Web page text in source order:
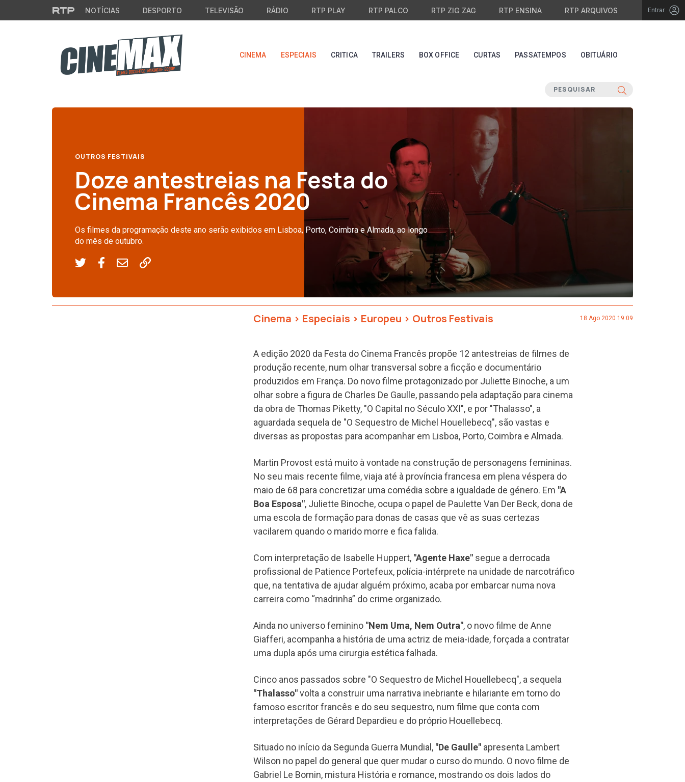
Saltar para o conteúdo principal
NOTÍCIAS DESPORTO TELEVISÃO RÁDIO RTP PLAY RTP PALCO RTP ZIG ZAG RTP ENSINA RTP ARQUIVOS Entrar
CINEMA ESPECIAIS CRITICA TRAILERS BOX OFFICE CURTAS PASSATEMPOS OBITUÁRIO
OUTROS FESTIVAIS
Doze antestreias na Festa do
Cinema Francês 2020
Os filmes da programação deste ano serão exibidos em Lisboa, Porto, Coimbra e Almada, ao longo
do mês de outubro.
Cinema > Especiais > Europeu > Outros Festivais 18 Ago 2020 19:09
A edição 2020 da Festa do Cinema Francês propõe 12 antestreias de filmes de
produção recente, num olhar transversal sobre a ficção e documentário
produzidos em França. Do novo filme protagonizado por Juliette Binoche, a um
olhar sobre a figura de Charles De Gaulle, passando pela adaptação para cinema
da obra de Thomas Piketty, "O Capital no Século XXI", e por "Thalasso", a
aguardada sequela de "O Sequestro de Michel Houellebecq", são vastas e
diversas as propostas para acompanhar em Lisboa, Porto, Coimbra e Almada.
Martin Provost está muito à vontade na construção de personagens femininas.
No seu mais recente filme, viaja até à província francesa em plena véspera do
maio de 68 para concretizar uma comédia sobre a igualdade de género. Em "A
Boa Esposa", Juliette Binoche, ocupa o papel de Paulette Van Der Beck, dona de
uma escola de formação para donas de casas que vê as suas certezas
vacilarem quando o marido morre e fica falida.
Com interpretação de Isabelle Huppert, "Agente Haxe" segue a derrocada
profissional de Patience Portefeux, polícia-intérprete na unidade de narcotráfico
que, na tentativa de ajudar alguém próximo, acaba por embarcar numa nova
carreira como “madrinha” do crime organizado.
Ainda no universo feminino "Nem Uma, Nem Outra", o novo filme de Anne
Giafferi, acompanha a história de uma actriz de meia-idade, forçada a contratar
uma dupla após uma cirurgia estética falhada.
Cinco anos passados sobre "O Sequestro de Michel Houellebecq", a sequela
"Thalasso"volta a construir uma narrativa inebriante e hilariante em torno do
famoso escritor francês e do seu sequestro, num filme que conta com
interpretações de Gérard Depardieu e do próprio Houellebecq.
Situado no início da Segunda Guerra Mundial, "De Gaulle" apresenta Lambert
Wilson no papel do general que quer mudar o curso do mundo. O novo filme de
Gabriel Le Bomin, mistura História e romance, mostrando os dois lados do